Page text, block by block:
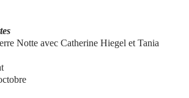
Notte avec Catherine Hiegel et Tania